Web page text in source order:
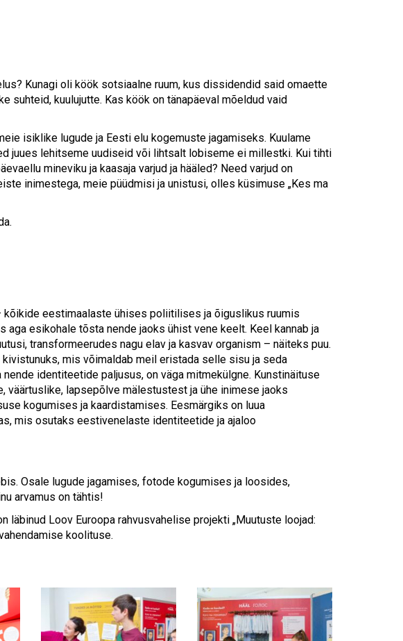
Kunagi oli köök sotsiaalne ruum, kus dissidendid said omaette
suhteid, kuulujutte. Kas köök on tänapäeval mõeldud vaid
isiklike lugude ja Eesti elu kogemuste jagamiseks. Kuulame
juues lehitseme uudiseid või lihtsalt lobiseme ei millestki. Kui tihti
mineviku ja kaasaja varjud ja hääled? Need varjud on
inimestega, meie püüdmisi ja unistusi, olles küsimuse „Kes ma
eestimaalaste ühises poliitilises ja õiguslikus ruumis
esikohale tõsta nende jaoks ühist vene keelt. Keel kannab ja
transformeerudes nagu elav ja kasvav organism – näiteks puu.
kivistunuks, mis võimaldab meil eristada selle sisu ja seda
identiteetide paljusus, on väga mitmekülgne. Kunstinäituse
lapsepõlve mälestustest ja ühe inimese jaoks
kogumises ja kaardistamises. Eesmärgiks on luua
mis osutaks eestivenelaste identiteetide ja ajaloo
Osale lugude jagamises, fotode kogumises ja loosides,
arvamus on tähtis!
Loov Euroopa rahvusvahelise projekti „Muutuste loojad:
koolituse.